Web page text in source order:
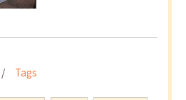
Tags